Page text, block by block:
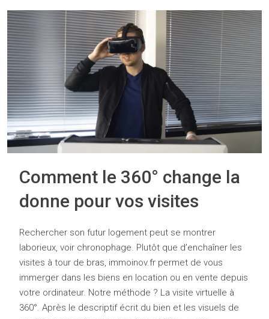
Comment le 360° change la
donne pour vos visites
Rechercher son futur logement peut se montrer
laborieux, voir chronophage. Plutôt que d’enchaîner les
visites à tour de bras, immoinov.fr permet de vous
immerger dans les biens en location ou en vente depuis
votre ordinateur. Notre méthode ? La visite virtuelle à
360°. Après le descriptif écrit du bien et les visuels de